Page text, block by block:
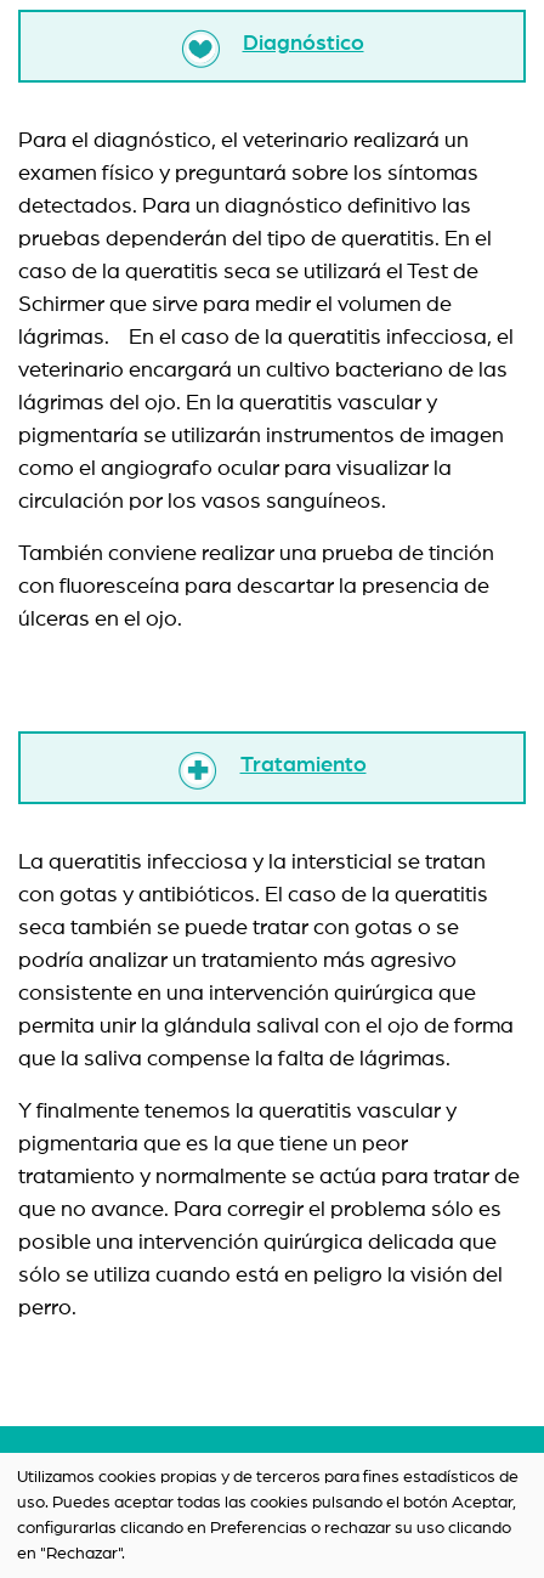
Diagnóstico
Para el diagnóstico, el veterinario realizará un
examen físico y preguntará sobre los síntomas
detectados. Para un diagnóstico definitivo las
pruebas dependerán del tipo de queratitis. En el
caso de la queratitis seca se utilizará el Test de
Schirmer que sirve para medir el volumen de
lágrimas. En el caso de la queratitis infecciosa, el
veterinario encargará un cultivo bacteriano de las
lágrimas del ojo. En la queratitis vascular y
pigmentaría se utilizarán instrumentos de imagen
como el angiografo ocular para visualizar la
circulación por los vasos sanguíneos.
También conviene realizar una prueba de tinción
con fluoresceína para descartar la presencia de
úlceras en el ojo.
Tratamiento
La queratitis infecciosa y la intersticial se tratan
con gotas y antibióticos. El caso de la queratitis
seca también se puede tratar con gotas o se
podría analizar un tratamiento más agresivo
consistente en una intervención quirúrgica que
permita unir la glándula salival con el ojo de forma
que la saliva compense la falta de lágrimas.
Y finalmente tenemos la queratitis vascular y
pigmentaria que es la que tiene un peor
tratamiento y normalmente se actúa para tratar de
que no avance. Para corregir el problema sólo es
posible una intervención quirúrgica delicada que
sólo se utiliza cuando está en peligro la visión del
perro.
Términos y condiciones
Política de privacidad
Utilizamos cookies propias y de terceros para fines estadísticos de
uso. Puedes aceptar todas las cookies pulsando el botón Aceptar,
configurarlas clicando en Preferencias o rechazar su uso clicando
en "Rechazar".